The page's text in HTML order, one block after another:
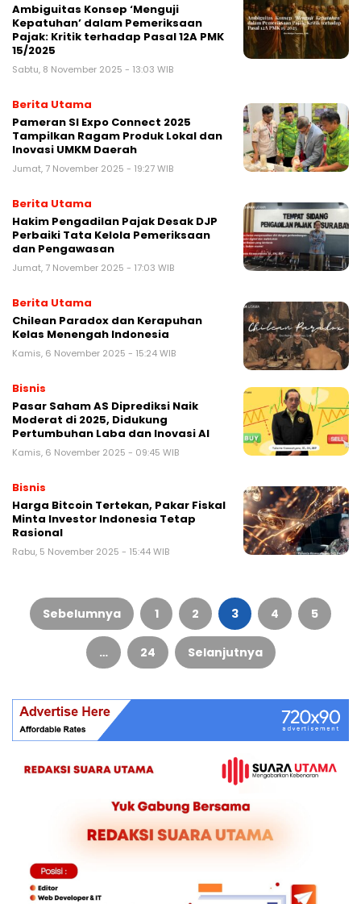
Ambiguitas Konsep ‘Menguji
Kepatuhan’ dalam Pemeriksaan
Pajak: Kritik terhadap Pasal 12A PMK
15/2025
Sabtu, 8 November 2025 - 13:03 WIB
Berita Utama
Pameran SI Expo Connect 2025
Tampilkan Ragam Produk Lokal dan
Inovasi UMKM Daerah
Jumat, 7 November 2025 - 19:27 WIB
Berita Utama
Hakim Pengadilan Pajak Desak DJP
Perbaiki Tata Kelola Pemeriksaan
dan Pengawasan
Jumat, 7 November 2025 - 17:03 WIB
Berita Utama
Chilean Paradox dan Kerapuhan
Kelas Menengah Indonesia
Kamis, 6 November 2025 - 15:24 WIB
Bisnis
Pasar Saham AS Diprediksi Naik
Moderat di 2025, Didukung
Pertumbuhan Laba dan Inovasi AI
Kamis, 6 November 2025 - 09:45 WIB
Bisnis
Harga Bitcoin Tertekan, Pakar Fiskal
Minta Investor Indonesia Tetap
Rasional
Rabu, 5 November 2025 - 15:44 WIB
Paginasi
pos
Sebelumnya 1 2 3 4 5
… 24 Selanjutnya